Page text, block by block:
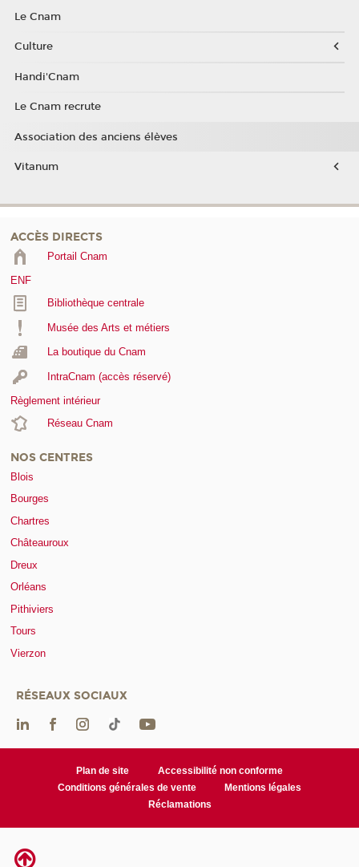
Le Cnam
Culture
Handi'Cnam
Le Cnam recrute
Association des anciens élèves
Vitanum
ACCÈS DIRECTS
Portail Cnam
ENF
Bibliothèque centrale
Musée des Arts et métiers
La boutique du Cnam
IntraCnam (accès réservé)
Règlement intérieur
Réseau Cnam
NOS CENTRES
Blois
Bourges
Chartres
Châteauroux
Dreux
Orléans
Pithiviers
Tours
Vierzon
RÉSEAUX SOCIAUX
Plan de site
Accessibilité non conforme
Conditions générales de vente
Mentions légales
Réclamations